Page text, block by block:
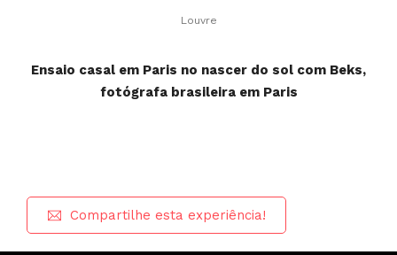
Louvre
Ensaio casal em Paris no nascer do sol com Beks,
fotógrafa brasileira em Paris
Compartilhe esta experiência!